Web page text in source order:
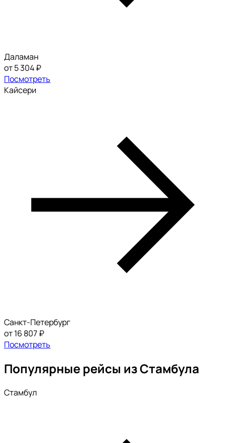
Даламан
от 5 304 ₽
Посмотреть
Кайсери
Санкт-Петербург
от 16 807 ₽
Посмотреть
Популярные рейсы из Стамбула
Стамбул